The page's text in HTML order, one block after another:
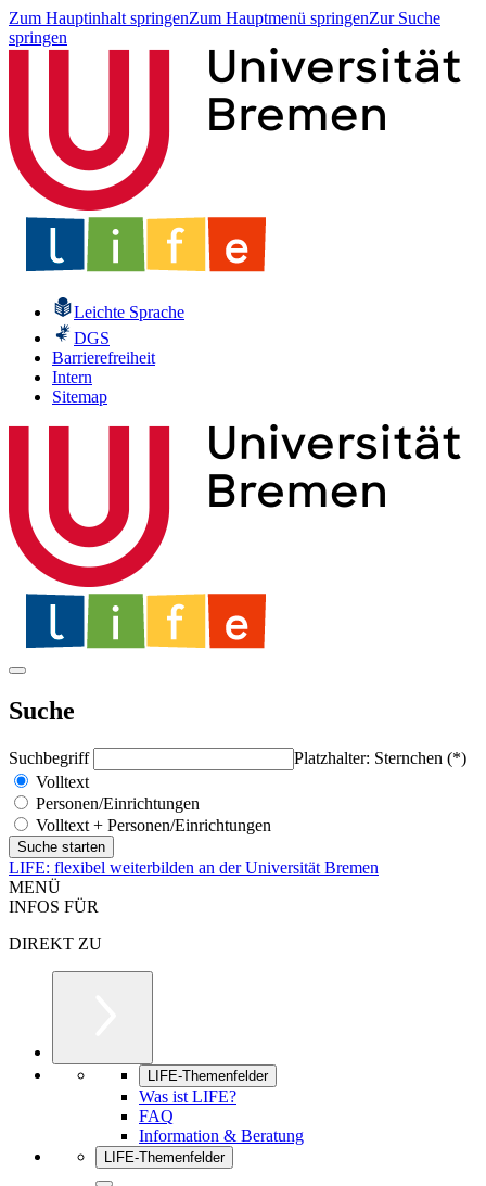
Zum Hauptinhalt springenZum Hauptmenü springenZur Suche
springen
Leichte Sprache
DGS
Barrierefreiheit
Intern
Sitemap
Suche
Suchbegriff
Platzhalter: Sternchen (*)
Volltext
Personen/Einrichtungen
Volltext + Personen/Einrichtungen
LIFE: flexibel weiterbilden an der Universität Bremen
MENÜ
INFOS FÜR
DIREKT ZU
LIFE-Themenfelder
Was ist LIFE?
FAQ
Information & Beratung
LIFE-Themenfelder